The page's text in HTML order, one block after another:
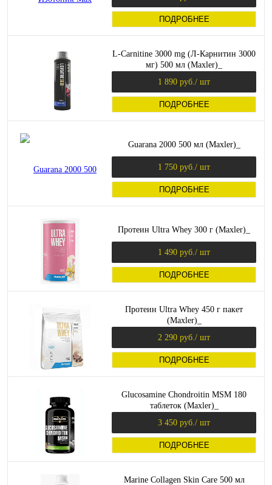
ПОДРОБНЕЕ
L-Carnitine 3000 mg (Л-Карнитин 3000
мг) 500 мл (Maxler)_
1 890 руб. / шт
ПОДРОБНЕЕ
Guarana 2000 500 мл (Maxler)_
1 750 руб. / шт
ПОДРОБНЕЕ
Протеин Ultra Whey 300 г (Maxler)_
1 490 руб. / шт
ПОДРОБНЕЕ
Протеин Ultra Whey 450 г пакет
(Maxler)_
2 290 руб. / шт
ПОДРОБНЕЕ
Glucosamine Chondroitin MSM 180
таблеток (Maxler)_
3 450 руб. / шт
ПОДРОБНЕЕ
Marine Collagen Skin Care 500 мл